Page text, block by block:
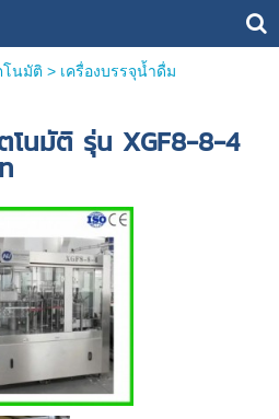
โนมัติ > เครื่องบรรจุน้ำดื่ม
โนมัติ รุ่น XGF8-8-4